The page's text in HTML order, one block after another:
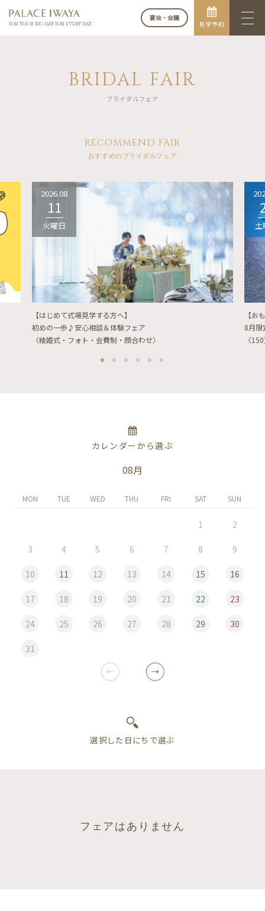
FOR YOUR BIG DAY. FOR EVERY DAY.
宴会・会議
見学予約
BRIDAL FAIR
ブライダルフェア
RECOMMEND FAIR
おすすめのブライダルフェア
2026.08
11
火曜日
【はじめて式場見学する方へ】
初めの一歩♪安心相談＆体験フェア
〈結婚式・フォト・会費制・顔合わせ〉
土
【お
8月限
〈
カレンダーから選ぶ
08月
MON TUE WED THU FRI SAT SUN
1 2
3 4 5 6 7 8 9
10 11 12 13 14 15 16
17 18 19 20 21 22 23
24 25 26 27 28 29 30
31
フェアはありません